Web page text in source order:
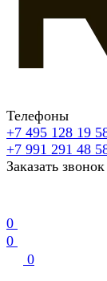
Телефоны
+7 495 128 19
+7 991 291 48
Заказать звонок
0
0
0